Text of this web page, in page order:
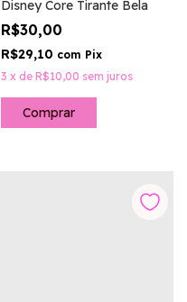
Disney Core Tirante Bela
R$30,00
R$29,10 com Pix
3 x de R$10,00 sem juros